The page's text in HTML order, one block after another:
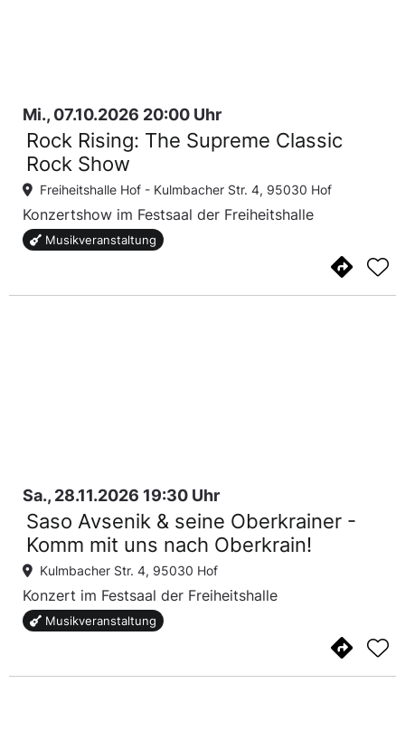
Mi., 07.10.2026 20:00 Uhr
Rock Rising: The Supreme Classic
Rock Show
Freiheitshalle Hof - Kulmbacher Str. 4, 95030 Hof
Konzertshow im Festsaal der Freiheitshalle
Musikveranstaltung
Sa., 28.11.2026 19:30 Uhr
Saso Avsenik & seine Oberkrainer -
Komm mit uns nach Oberkrain!
Kulmbacher Str. 4, 95030 Hof
Konzert im Festsaal der Freiheitshalle
Musikveranstaltung